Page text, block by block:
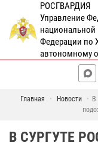
РОСГВАРДИЯ
Управление
национальной
Федерации по
автономному
Главная Новости
В
В СУРГУТЕ